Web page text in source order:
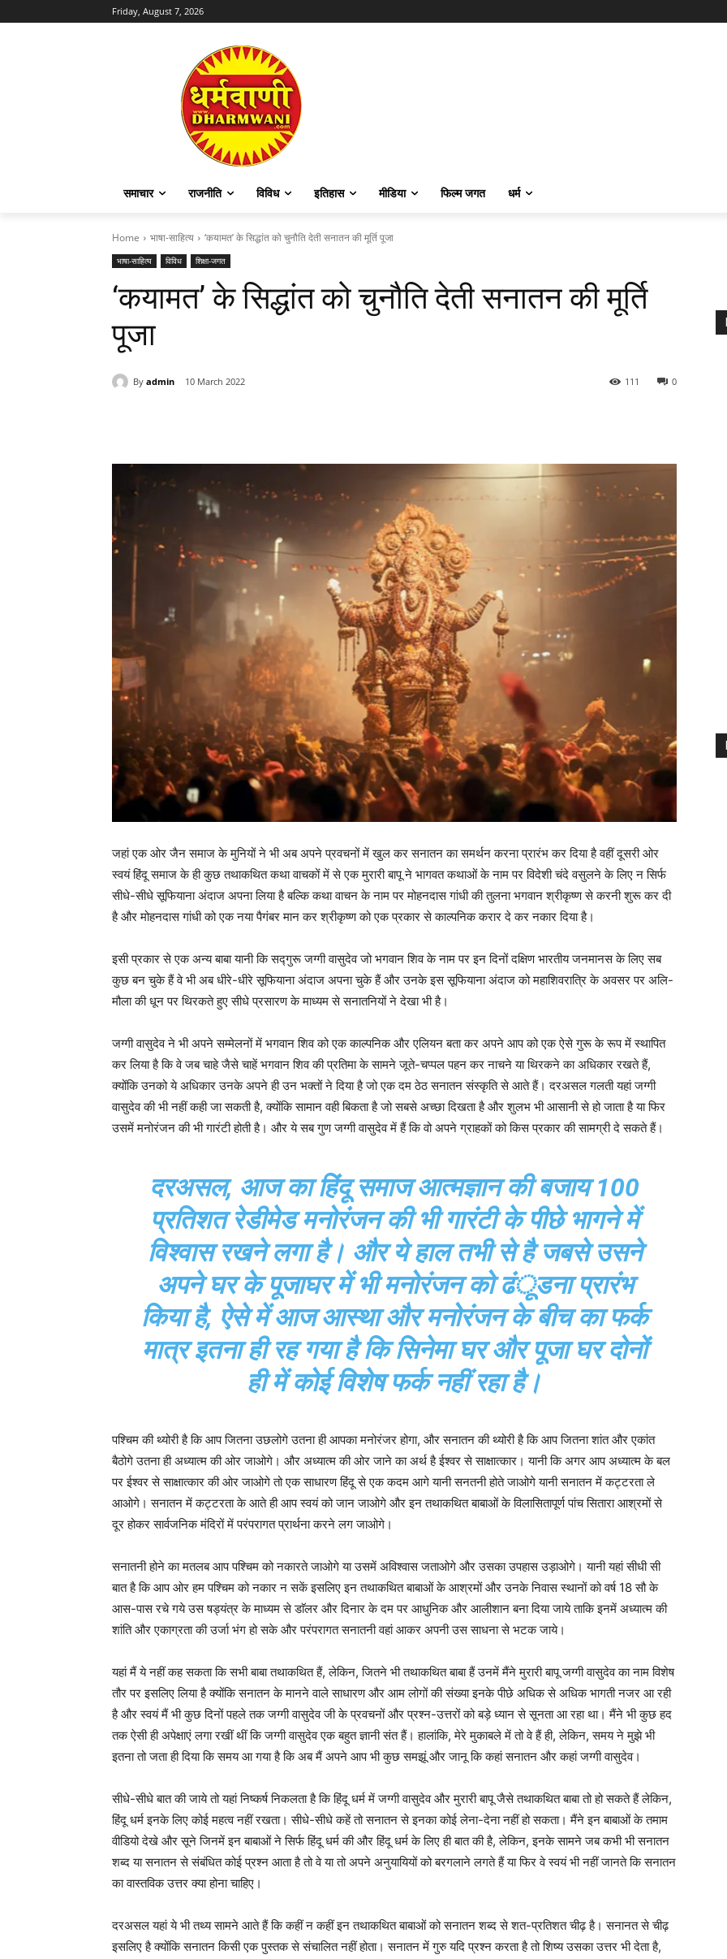
Friday, August 7, 2026
समाचार राजनीति विविध इतिहास मीडिया फिल्म जगत धर्म
Home भाषा-साहित्य ‘कयामत’ के सिद्धांत को चुनौति देती सनातन की मूर्ति पूजा
भाषा-साहित्य विविध शिक्षा-जगत
‘कयामत’ के सिद्धांत को चुनौति देती सनातन की मूर्ति
पूजा
By admin 10 March 2022 0
111
जहां एक ओर जैन समाज के मुनियों ने भी अब अपने प्रवचनों में खुल कर सनातन का समर्थन करना प्रारंभ कर दिया है वहीं दूसरी ओर
स्वयं हिंदू समाज के ही कुछ तथाकथित कथा वाचकों में से एक मुरारी बापू ने भागवत कथाओं के नाम पर विदेशी चंदे वसुलने के लिए न सिर्फ
सीधे-सीधे सूफियाना अंदाज अपना लिया है बल्कि कथा वाचन के नाम पर मोहनदास गांधी की तुलना भगवान श्रीकृष्ण से करनी शुरू कर दी
है और मोहनदास गांधी को एक नया पैगंबर मान कर श्रीकृष्ण को एक प्रकार से काल्पनिक करार दे कर नकार दिया है।
इसी प्रकार से एक अन्य बाबा यानी कि सद्गुरू जग्गी वासुदेव जो भगवान शिव के नाम पर इन दिनों दक्षिण भारतीय जनमानस के लिए सब
कुछ बन चुके हैं वे भी अब धीरे-धीरे सूफियाना अंदाज अपना चुके हैं और उनके इस सूफियाना अंदाज को महाशिवरात्रि के अवसर पर अलि-
मौला की धून पर थिरकते हुए सीधे प्रसारण के माध्यम से सनातनियों ने देखा भी है।
जग्गी वासुदेव ने भी अपने सम्मेलनों में भगवान शिव को एक काल्पनिक और एलियन बता कर अपने आप को एक ऐसे गुरू के रूप में स्थापित
कर लिया है कि वे जब चाहे जैसे चाहें भगवान शिव की प्रतिमा के सामने जूते-चप्पल पहन कर नाचने या थिरकने का अधिकार रखते हैं,
क्योंकि उनको ये अधिकार उनके अपने ही उन भक्तों ने दिया है जो एक दम ठेठ सनातन संस्कृति से आते हैं। दरअसल गलती यहां जग्गी
वासुदेव की भी नहीं कही जा सकती है, क्योंकि सामान वही बिकता है जो सबसे अच्छा दिखता है और शुलभ भी आसानी से हो जाता है या फिर
उसमें मनोरंजन की भी गारंटी होती है। और ये सब गुण जग्गी वासुदेव में हैं कि वो अपने ग्राहकों को किस प्रकार की सामग्री दे सकते हैं।
दरअसल, आज का हिंदू समाज आत्मज्ञान की बजाय 100
प्रतिशत रेडीमेड मनोरंजन की भी गारंटी के पीछे भागने में
विश्वास रखने लगा है। और ये हाल तभी से है जबसे उसने
अपने घर के पूजाघर में भी मनोरंजन को ढंूडना प्रारंभ
किया है, ऐसे में आज आस्था और मनोरंजन के बीच का फर्क
मात्र इतना ही रह गया है कि सिनेमा घर और पूजा घर दोनों
ही में कोई विशेष फर्क नहीं रहा है।
पश्चिम की थ्योरी है कि आप जितना उछलोगे उतना ही आपका मनोरंजर होगा, और सनातन की थ्योरी है कि आप जितना शांत और एकांत
बैठोगे उतना ही अध्यात्म की ओर जाओगे। और अध्यात्म की ओर जाने का अर्थ है ईश्वर से साक्षात्कार। यानी कि अगर आप अध्यात्म के बल
पर ईश्वर से साक्षात्कार की ओर जाओगे तो एक साधारण हिंदू से एक कदम आगे यानी सनतनी होते जाओगे यानी सनातन में कट्टरता ले
आओगे। सनातन में कट्टरता के आते ही आप स्वयं को जान जाओगे और इन तथाकथित बाबाओं के विलासितापूर्ण पांच सितारा आश्रमों से
दूर होकर सार्वजनिक मंदिरों में परंपरागत प्रार्थना करने लग जाओगे।
सनातनी होने का मतलब आप पश्चिम को नकारते जाओगे या उसमें अविश्वास जताओगे और उसका उपहास उड़ाओगे। यानी यहां सीधी सी
बात है कि आप ओर हम पश्चिम को नकार न सकें इसलिए इन तथाकथित बाबाओं के आश्रमों और उनके निवास स्थानों को वर्ष 18 सौ के
आस-पास रचे गये उस षड्यंत्र के माध्यम से डाॅलर और दिनार के दम पर आधुनिक और आलीशान बना दिया जाये ताकि इनमें अध्यात्म की
शांति और एकाग्रता की उर्जा भंग हो सके और परंपरागत सनातनी वहां आकर अपनी उस साधना से भटक जाये।
यहां मैं ये नहीं कह सकता कि सभी बाबा तथाकथित हैं, लेकिन, जितने भी तथाकथित बाबा हैं उनमें मैंने मुरारी बापू जग्गी वासुदेव का नाम विशेष
तौर पर इसलिए लिया है क्योंकि सनातन के मानने वाले साधारण और आम लोगों की संख्या इनके पीछे अधिक से अधिक भागती नजर आ रही
है और स्वयं मैं भी कुछ दिनों पहले तक जग्गी वासुदेव जी के प्रवचनों और प्रश्न-उत्तरों को बड़े ध्यान से सूनता आ रहा था। मैंने भी कुछ हद
तक ऐसी ही अपेक्षाएं लगा रखीं थीं कि जग्गी वासुदेव एक बहुत ज्ञानी संत हैं। हालांकि, मेरे मुकाबले में तो वे हैं ही, लेकिन, समय ने मुझे भी
इतना तो जता ही दिया कि समय आ गया है कि अब मैं अपने आप भी कुछ समझूं और जानू कि कहां सनातन और कहां जग्गी वासुदेव।
सीधे-सीधे बात की जाये तो यहां निष्कर्ष निकलता है कि हिंदू धर्म में जग्गी वासुदेव और मुरारी बापू जैसे तथाकथित बाबा तो हो सकते हैं लेकिन,
हिंदू धर्म इनके लिए कोई महत्व नहीं रखता। सीधे-सीधे कहें तो सनातन से इनका कोई लेना-देना नहीं हो सकता। मैंने इन बाबाओं के तमाम
वीडियो देखे और सूने जिनमें इन बाबाओं ने सिर्फ हिंदू धर्म की और हिंदू धर्म के लिए ही बात की है, लेकिन, इनके सामने जब कभी भी सनातन
शब्द या सनातन से संबंधित कोई प्रश्न आता है तो वे या तो अपने अनुयायियों को बरगलाने लगते हैं या फिर वे स्वयं भी नहीं जानते कि सनातन
का वास्तविक उत्तर क्या होना चाहिए।
दरअसल यहां ये भी तथ्य सामने आते हैं कि कहीं न कहीं इन तथाकथित बाबाओं को सनातन शब्द से शत-प्रतिशत चीढ़ है। सनानत से चीढ़
इसलिए है क्योंकि सनातन किसी एक पुस्तक से संचालित नहीं होता। सनातन में गुरु यदि प्रश्न करता है तो शिष्य उसका उत्तर भी देता है,